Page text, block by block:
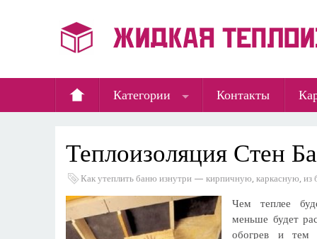
Категории Контакты
Теплоизоляция Стен
Как утеплить баню изнутри — кирпичную, каркасную, из
Чем теплее
меньше будет
обогрев и тем